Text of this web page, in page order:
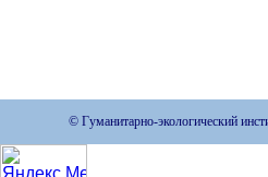
© Гуманитарно-экологический